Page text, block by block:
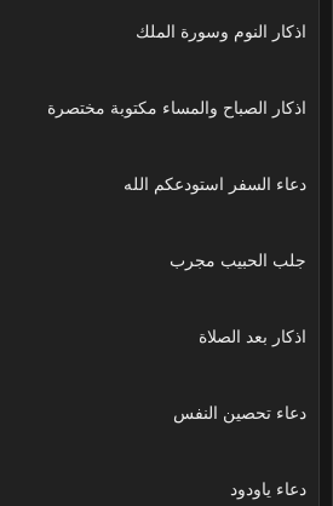
اذكار النوم وسورة الملك
اذكار الصباح والمساء مكتوبة مختصرة
دعاء السفر استودعكم الله
جلب الحبيب مجرب
اذكار بعد الصلاة
دعاء تحصين النفس
دعاء ياودود